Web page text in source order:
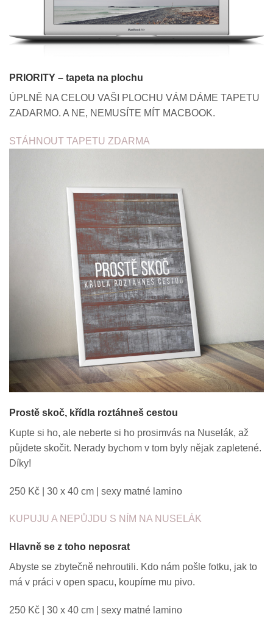
PRIORITY – tapeta na plochu
ÚPLNĚ NA CELOU VAŠI PLOCHU VÁM DÁME TAPETU
ZADARMO. A NE, NEMUSÍTE MÍT MACBOOK.
STÁHNOUT TAPETU ZDARMA
Prostě skoč, křídla roztáhneš cestou
Kupte si ho, ale neberte si ho prosimvás na Nuselák, až
půjdete skočit. Nerady bychom v tom byly nějak zapletené.
Díky!
250 Kč | 30 x 40 cm | sexy matné lamino
KUPUJU A NEPŮJDU S NÍM NA NUSELÁK
Hlavně se z toho neposrat
Abyste se zbytečně nehroutili. Kdo nám pošle fotku, jak to
má v práci v open spacu, koupíme mu pivo.
250 Kč | 30 x 40 cm | sexy matné lamino